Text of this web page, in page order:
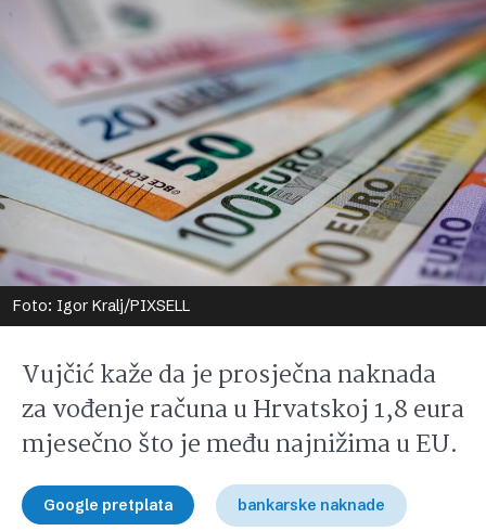
Foto: Igor Kralj/PIXSELL
Vujčić kaže da je prosječna naknada
za vođenje računa u Hrvatskoj 1,8 eura
mjesečno što je među najnižima u EU.
Google pretplata bankarske naknade